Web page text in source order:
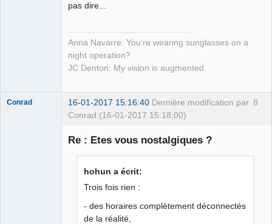
pas dire...
Anna Navarre: You're wearing sunglasses on a
night operation?
JC Denton: My vision is augmented.
8
Conrad 16-01-2017 15:16:40 Dernière modification par
Conrad (16-01-2017 15:18:00)
Re : Etes vous nostalgiques ?
hohun a écrit:
Trois fois rien :
- des horaires complètement déconnectés
de la réalité,